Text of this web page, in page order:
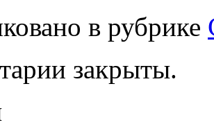
в рубрике
закрыты.